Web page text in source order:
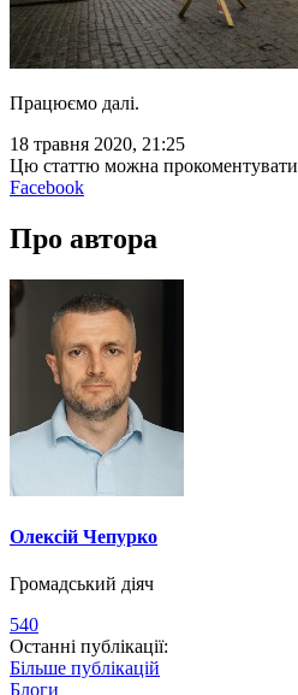
Працюємо далі.
18 травня 2020, 21:25
Цю статтю можна прокоментувати
Facebook
Про автора
Олексій Чепурко
Громадський діяч
540
Останні публікації:
Більше публікацій
Блоги